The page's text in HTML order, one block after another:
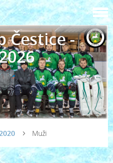
Čestice -
Muži